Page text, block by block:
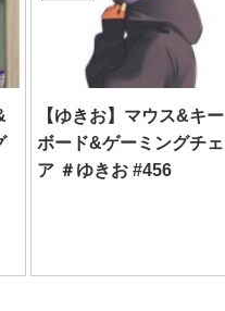
【ゆきお】マウス&キー
ボード&ゲーミングチェ
ア ＃ゆきお #456